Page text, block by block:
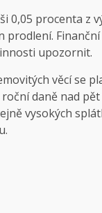
0,05 procenta z
prodlení.
upozornit.
věcí se
daně nad
vysokých